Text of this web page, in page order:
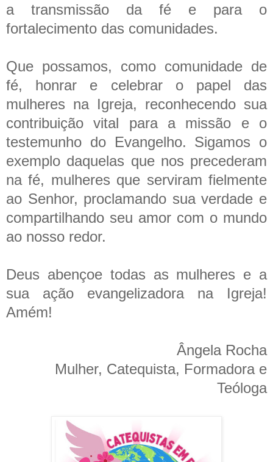
a transmissão da fé e para o
fortalecimento das comunidades.
Que possamos, como comunidade de
fé, honrar e celebrar o papel das
mulheres na Igreja, reconhecendo sua
contribuição vital para a missão e o
testemunho do Evangelho. Sigamos o
exemplo daquelas que nos precederam
na fé, mulheres que serviram fielmente
ao Senhor, proclamando sua verdade e
compartilhando seu amor com o mundo
ao nosso redor.
Deus abençoe todas as mulheres e a
sua ação evangelizadora na Igreja!
Amém!
Ângela Rocha
Mulher, Catequista, Formadora e
Teóloga